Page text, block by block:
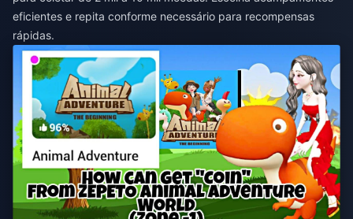
eficientes e repita conforme necessário para recompensas
rápidas.